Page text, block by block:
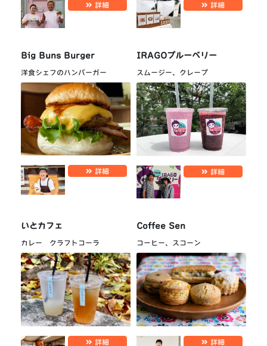
詳細 詳細
Big Buns Burger
洋食シェフのハンバーガー
詳細
IRAGOブルーベリー
スムージー、クレープ
詳細
いとカフェ
カレー クラフトコーラ
詳細
Coffee Sen
コーヒー、スコーン
詳細